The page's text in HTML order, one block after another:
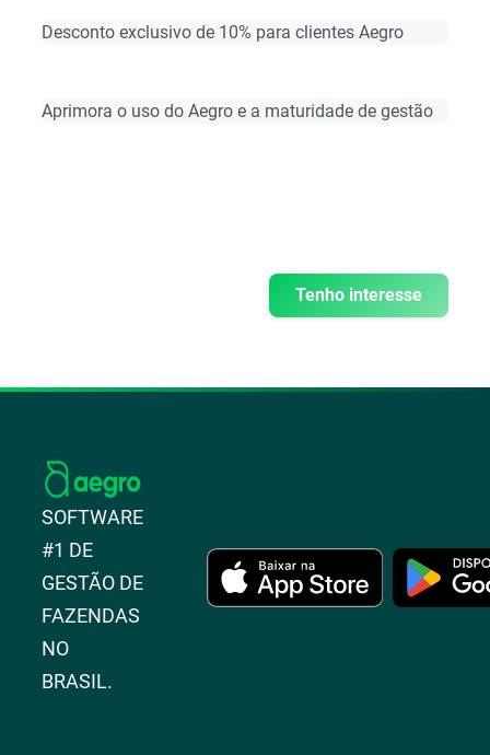
Desconto exclusivo de 10% para clientes Aegro
Aprimora o uso do Aegro e a maturidade de gestão
Tenho interesse
SOFTWARE
#1 DE
GESTÃO DE
FAZENDAS
NO
BRASIL.